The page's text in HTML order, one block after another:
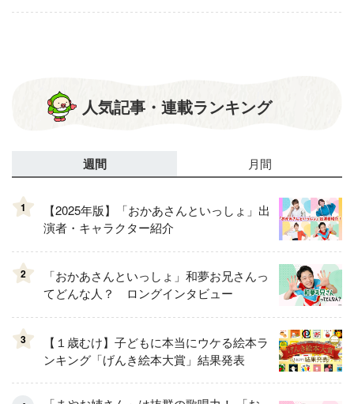
人気記事・連載ランキング
週間 月間
1
【2025年版】「おかあさんといっしょ」出
演者・キャラクター紹介
2
「おかあさんといっしょ」和夢お兄さんっ
てどんな人？ ロングインタビュー
3
【１歳むけ】子どもに本当にウケる絵本ラ
ンキング「げんき絵本大賞」結果発表